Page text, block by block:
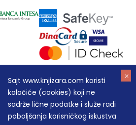
Sajt www.knjizara.com koristi
kolačiće (cookies) koji ne
sadrže lične podatke i služe radi
poboljšanja korisničkog iskustva
- MAKART DOO BEOGRAD
PIB: 105184104, MB: 20337524